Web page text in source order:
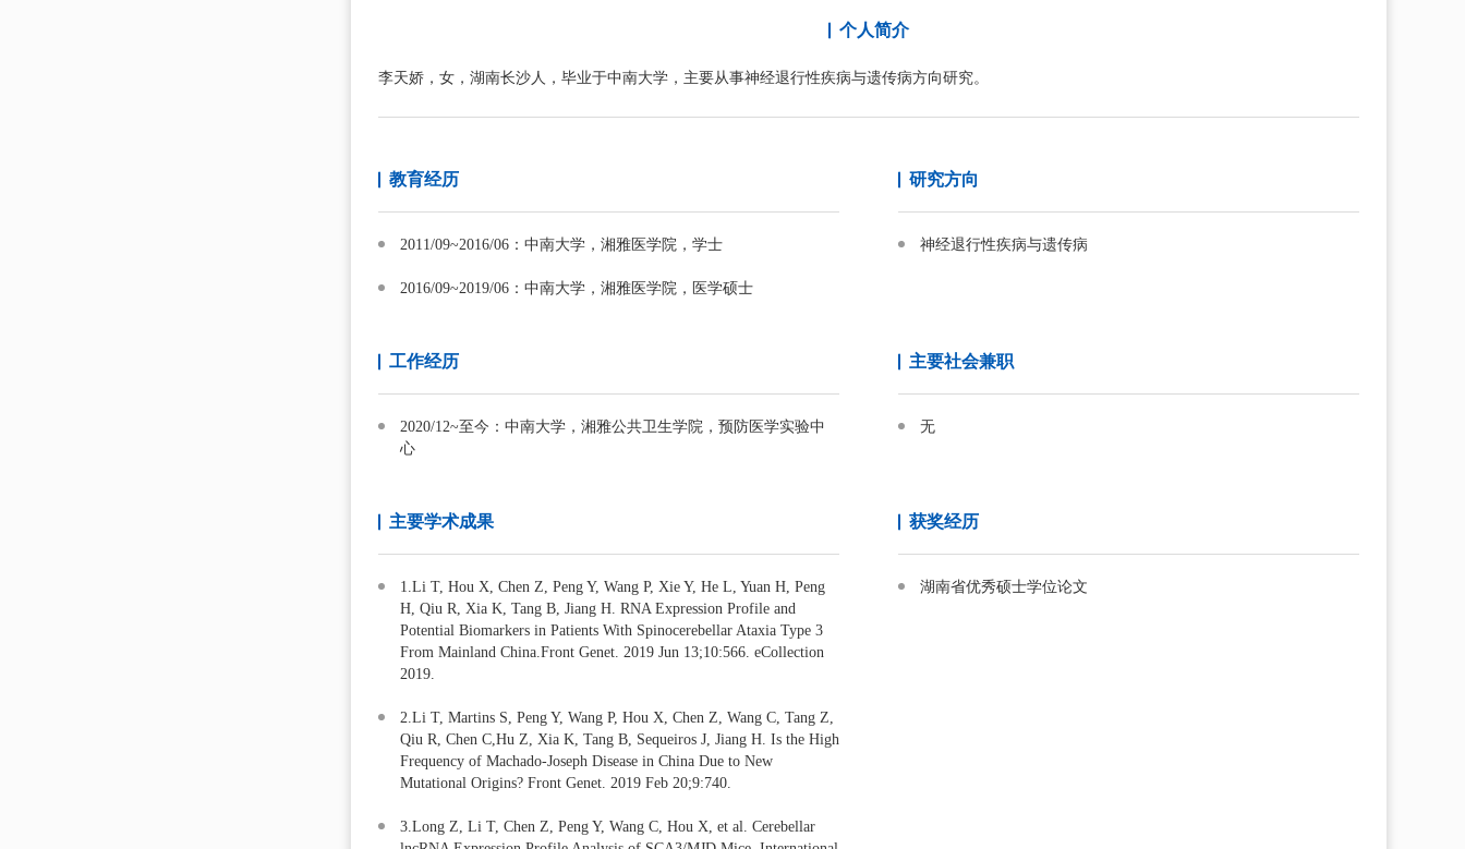
个人简介
李天娇，女，湖南长沙人，毕业于中南大学，主要从事神经退行性疾病与遗传病方向研究。
教育经历
2011/09~2016/06：中南大学，湘雅医学院，学士
2016/09~2019/06：中南大学，湘雅医学院，医学硕士
研究方向
神经退行性疾病与遗传病
工作经历
2020/12~至今：中南大学，湘雅公共卫生学院，预防医学实验中
心
主要社会兼职
无
主要学术成果
1.Li T, Hou X, Chen Z, Peng Y, Wang P, Xie Y, He L, Yuan H, Peng
H, Qiu R, Xia K, Tang B, Jiang H. RNA Expression Profile and
Potential Biomarkers in Patients With Spinocerebellar Ataxia Type 3
From Mainland China.Front Genet. 2019 Jun 13;10:566. eCollection
2019.
2.Li T, Martins S, Peng Y, Wang P, Hou X, Chen Z, Wang C, Tang Z,
Qiu R, Chen C,Hu Z, Xia K, Tang B, Sequeiros J, Jiang H. Is the High
Frequency of Machado-Joseph Disease in China Due to New
Mutational Origins? Front Genet. 2019 Feb 20;9:740.
3.Long Z, Li T, Chen Z, Peng Y, Wang C, Hou X, et al. Cerebellar
获奖经历
湖南省优秀硕士学位论文